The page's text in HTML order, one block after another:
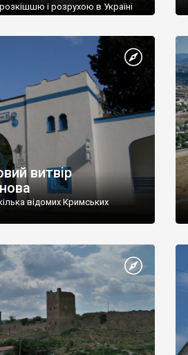
і розрухою в Україні
витвір
відомих Кримських